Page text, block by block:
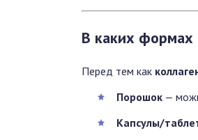
В каких формах
Перед тем как
Порошок —
Капсулы/